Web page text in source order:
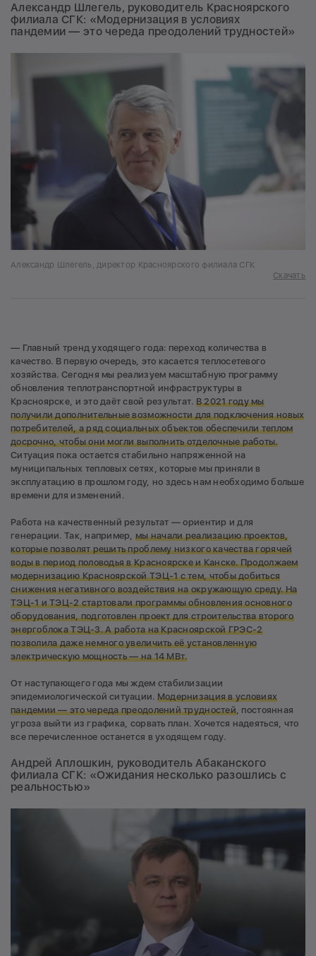
Александр Шлегель, руководитель Красноярского
филиала СГК: «Модернизация в условиях
пандемии — это череда преодолений трудностей»
Александр Шлегель, директор Красноярского филиала СГК
Скачать
— Главный тренд уходящего года: переход количества в
качество. В первую очередь, это касается теплосетевого
хозяйства. Сегодня мы реализуем масштабную программу
обновления теплотранспортной инфраструктуры в
Красноярске, и это даёт свой результат. В 2021 году мы
получили дополнительные возможности для подключения новых
потребителей, а ряд социальных объектов обеспечили теплом
досрочно, чтобы они могли выполнить отделочные работы.
Ситуация пока остается стабильно напряженной на
муниципальных тепловых сетях, которые мы приняли в
эксплуатацию в прошлом году, но здесь нам необходимо больше
времени для изменений.
Работа на качественный результат — ориентир и для
генерации. Так, например,мы начали реализацию проектов,
которые позволят решить проблему низкого качества горячей
воды в период половодья в Красноярске и Канске. Продолжаем
модернизацию Красноярской ТЭЦ-1 с тем, чтобы добиться
снижения негативного воздействия на окружающую среду. На
ТЭЦ-1 и ТЭЦ-2 стартовали программы обновления основного
оборудования, подготовлен проект для строительства второго
энергоблока ТЭЦ-3. А работа на Красноярской ГРЭС-2
позволила даже немного увеличить её установленную
электрическую мощность — на 14 МВт.
От наступающего года мы ждем стабилизации
эпидемиологической ситуации. Модернизация в условиях
пандемии — это череда преодолений трудностей, постоянная
угроза выйти из графика, сорвать план. Хочется надеяться, что
все перечисленное останется в уходящем году.
Андрей Аплошкин, руководитель Абаканского
филиала СГК: «Ожидания несколько разошлись с
реальностью»